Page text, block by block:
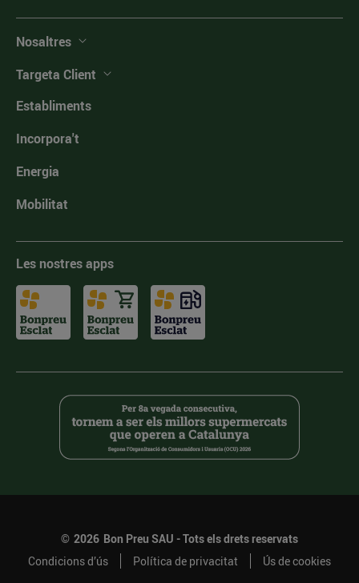
Nosaltres
Targeta Client
Establiments
Incorpora't
Energia
Mobilitat
Les nostres apps
© 2026 Bon Preu SAU - Tots els drets reservats
Condicions d’ús
Política de privacitat Ús de cookies